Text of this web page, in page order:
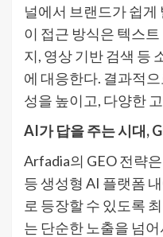
널에서 브랜드가 쉽
이 접근 방식은 텍스
지, 영상 기반 검색 등
에 대응한다. 결과적
성을 높이고, 다양한
AI가 답을 주는 시대,
Arfadia의 GEO 전략
등 생성형 AI 플랫폼
로 등장할 수 있도록
는 단순한 노출을 넘